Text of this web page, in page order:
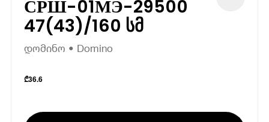
СРШ-01МЭ-29500
47(43)/160 სმ
დომინო • Domino
₾36.6